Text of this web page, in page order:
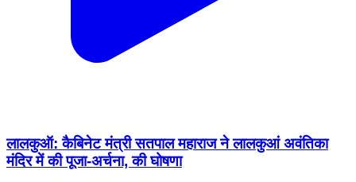
लालकुऑ: कैबिनेट मंत्री सतपाल महाराज ने लालकुआं अवंतिका
मंदिर में की पूजा-अर्चना, की घोषणा